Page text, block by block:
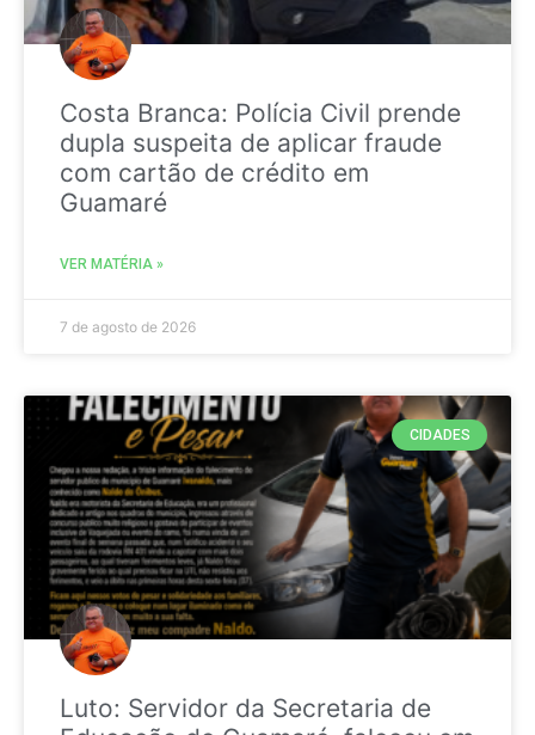
Costa Branca: Polícia Civil prende
dupla suspeita de aplicar fraude
com cartão de crédito em
Guamaré
VER MATÉRIA »
7 de agosto de 2026
CIDADES
Luto: Servidor da Secretaria de